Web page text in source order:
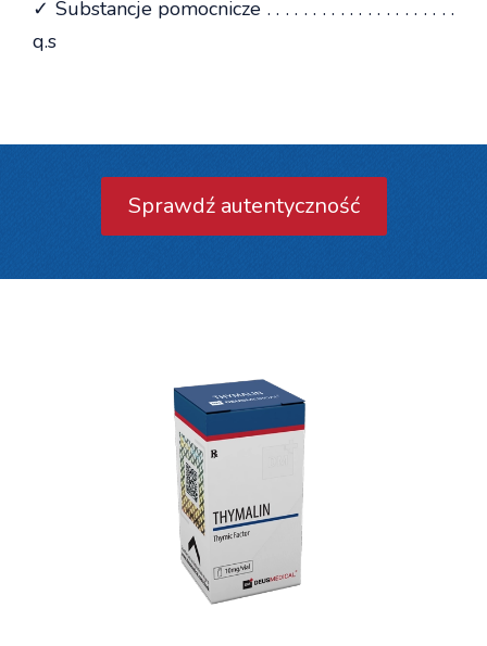
✓ Substancje pomocnicze . . . . . . . . . . . . . . . . . . . . .
q.s
Sprawdź autentyczność